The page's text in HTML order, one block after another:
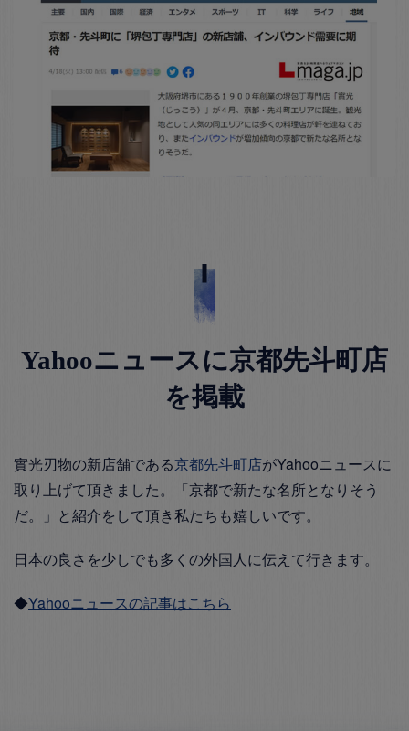
Yahooニュースに京都先斗町店
を掲載
實光刃物の新店舗である京都先斗町店がYahooニュースに
取り上げて頂きました。「京都で新たな名所となりそう
だ。」と紹介をして頂き私たちも嬉しいです。
日本の良さを少しでも多くの外国人に伝えて行きます。
◆Yahooニュースの記事はこちら